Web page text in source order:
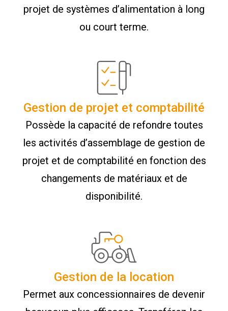
projet de systèmes d’alimentation à long
ou court terme.
Gestion de projet et comptabilité
Possède la capacité de refondre toutes
les activités d’assemblage de gestion de
projet et de comptabilité en fonction des
changements de matériaux et de
disponibilité.
Gestion de la location
Permet aux concessionnaires de devenir